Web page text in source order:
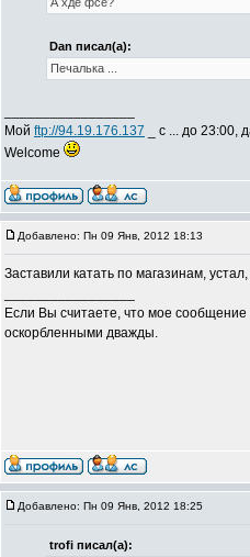
Dan писал(а):
Печалька ...
Мой ftp://94.19.176.137 _ с ... до 23:00,
Welcome
Добавлено: Пн 09 Янв, 2012 18:13
Заставили катать по магазинам,
Если Вы считаете, что мое сообщение
оскорбленными дважды.
Добавлено: Пн 09 Янв, 2012 18:25
trofi писал(а):